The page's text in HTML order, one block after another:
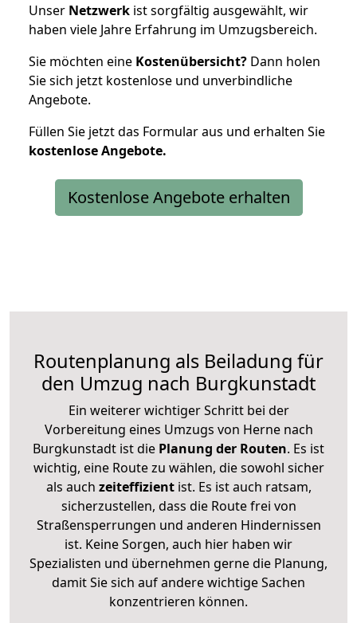
Unser Netzwerk ist sorgfältig ausgewählt, wir
haben viele Jahre Erfahrung im Umzugsbereich.
Sie möchten eine Kostenübersicht? Dann holen
Sie sich jetzt kostenlose und unverbindliche
Angebote.
Füllen Sie jetzt das Formular aus und erhalten Sie
kostenloseAngebote.
Kostenlose Angebote erhalten
Routenplanung als Beiladung für
den Umzug nach Burgkunstadt
Ein weiterer wichtiger Schritt bei der
Vorbereitung eines Umzugs von Herne nach
Burgkunstadt ist die Planung der Routen. Es ist
wichtig, eine Route zu wählen, die sowohl sicher
als auch zeiteffizientist. Es ist auch ratsam,
sicherzustellen, dass die Route frei von
Straßensperrungen und anderen Hindernissen
ist. Keine Sorgen, auch hier haben wir
Spezialisten und übernehmen gerne die Planung,
damit Sie sich auf andere wichtige Sachen
konzentrieren können.